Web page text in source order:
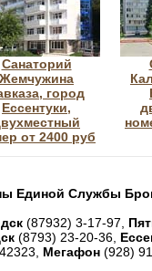
Санаторий
Жемчужина
город
Ессентуки,
от 2400 руб
Единой Службы
(87932) 3-17-97,
(8793) 23-20-36,
Мегафон (928)